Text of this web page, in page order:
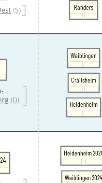
Weitere
Polen
(S) Randers
(D)
Waiblingen
Crailsheim
Heidenheim
Heidenheim
Waiblingen 2024